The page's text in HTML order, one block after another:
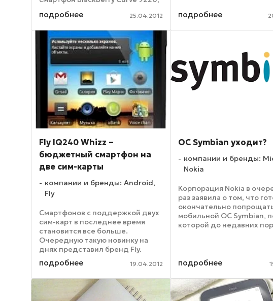
бюджетного класса. Устройство
очередь на развивающиеся ...
подробнее 25.04.2012
водозащищенном
подробнее
Fly IQ240 Whizz –
бюджетный смартфон на
две сим-карты
компании и бренды: Android,
Fly
Смартфонов с поддержкой двух
сим-карт в последнее время
становится все больше.
Очередную такую новинку на
днях представил бренд Fly.
Устройство, получившее имя
IQ240 Whizz, относится к
категории бюджетных
смартфонов, но при этом может
похвастаться и ...
подробнее 19.04.2012
ОС Symbian уходит?
компании и бренды:
Nokia
Корпорация Nokia в
раз заявила о том, что
окончательно
мобильной ОС Symbian,
которой до недавних
с 1998 года, была ...
подробнее